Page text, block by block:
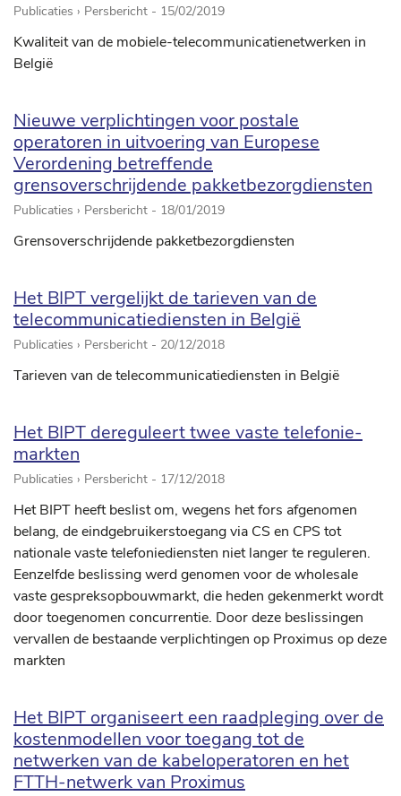
Publicaties › Persbericht - 15/02/2019
Kwaliteit van de mobiele-telecommunicatienetwerken in
België
Nieuwe verplichtingen voor postale
operatoren in uitvoering van Europese
Verordening betreffende
grensoverschrijdende pakketbezorgdiensten
Publicaties › Persbericht - 18/01/2019
Grensoverschrijdende pakketbezorgdiensten
Het BIPT vergelijkt de tarieven van de
telecommunicatiediensten in België
Publicaties › Persbericht - 20/12/2018
Tarieven van de telecommunicatiediensten in België
Het BIPT dereguleert twee vaste telefonie-
markten
Publicaties › Persbericht - 17/12/2018
Het BIPT heeft beslist om, wegens het fors afgenomen
belang, de eindgebruikerstoegang via CS en CPS tot
nationale vaste telefoniediensten niet langer te reguleren.
Eenzelfde beslissing werd genomen voor de wholesale
vaste gespreksopbouwmarkt, die heden gekenmerkt wordt
door toegenomen concurrentie. Door deze beslissingen
vervallen de bestaande verplichtingen op Proximus op deze
markten
Het BIPT organiseert een raadpleging over de
kostenmodellen voor toegang tot de
netwerken van de kabeloperatoren en het
FTTH-netwerk van Proximus